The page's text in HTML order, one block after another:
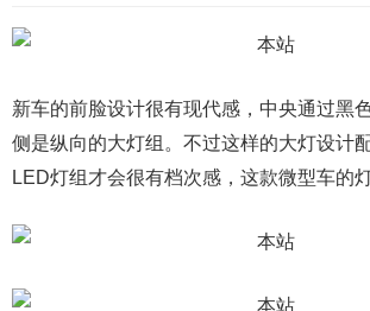
新车的前脸设计很有现代感，中央通过黑
侧是纵向的大灯组。不过这样的大灯设计
LED灯组才会很有档次感，这款微型车的